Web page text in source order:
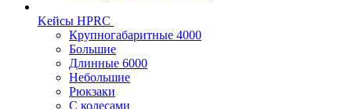
Kейсы HPRC
Крупногабаритные 4000
Большие
Длинные 6000
Небольшие
Рюкзаки
С колесами